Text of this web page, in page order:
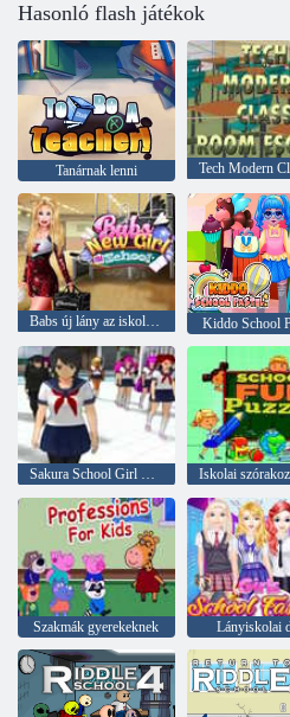
Hasonló flash játékok
Tanárnak lenni
Babs új lány az iskolában Kiddo School
Sakura School Girl Yandere szimulátor
Szakmák gyerekeknek Lányiskolai